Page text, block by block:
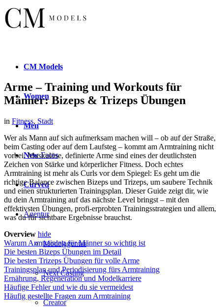
CM Models
Women
Men
NewFaces
Curved
Agentur
Modelagentur
Next Casting
Creator
Arme – Training und Workouts für
Männer: Bizeps & Trizeps Übungen
in Fitness, Stadt
Wer als Mann auf sich aufmerksam machen will – ob auf der Straße,
beim Casting oder auf dem Laufsteg – kommt am Armtraining nicht
vorbei. Muskulöse, definierte Arme sind eines der deutlichsten
Zeichen von Stärke und körperlicher Fitness. Doch echtes
Armtraining ist mehr als Curls vor dem Spiegel: Es geht um die
richtige Balance zwischen Bizeps und Trizeps, um saubere Technik
und einen strukturierten Trainingsplan. Dieser Guide zeigt dir, wie
du dein Armtraining auf das nächste Level bringst – mit den
effektivsten Übungen, profi-erprobten Trainingsstrategien und allem,
was du für sichtbare Ergebnisse brauchst.
Overview hide
Warum Armtraining für Männer so wichtig ist
Die besten Bizeps Übungen im Detail
Die besten Trizeps Übungen für volle Arme
Trainingsplan und Periodisierung fürs Armtraining
Ernährung, Regeneration und Modelkarriere
Häufige Fehler und wie du sie vermeidest
Häufig gestellte Fragen zum Armtraining